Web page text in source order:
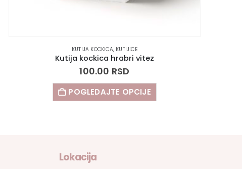
KUTIJA KOCKICA, KUTIJICE
Kutija kockica hrabri vitez
100.00 RSD
POGLEDAJTE OPCIJE
Lokacija